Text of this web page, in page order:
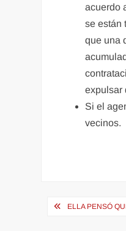
acuerdo
se están
que una
expulsar
Si el
vecinos.
ELLA PENSÓ